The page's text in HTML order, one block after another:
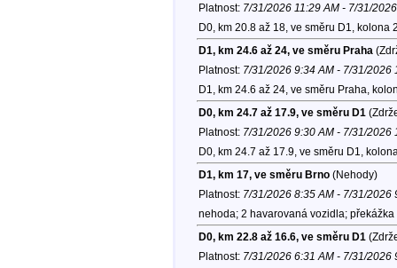
Platnost: 7/31/2026 11:29 AM - 7/31/
D0, km 20.8 až 18, ve směru D1, kolona
D1, km 24.6 až 24, ve směru Praha
Platnost: 7/31/2026 9:34 AM - 7/31/2026
D1, km 24.6 až 24, ve směru Praha,
D0, km 24.7 až 17.9, ve směru D1
Platnost: 7/31/2026 9:30 AM - 7/31/2026
D0, km 24.7 až 17.9, ve směru D1,
D1, km 17, ve směru Brno(Nehody)
Platnost: 7/31/2026 8:35 AM - 7/31/2026
nehoda; 2 havarovaná vozidla;
D0, km 22.8 až 16.6, ve směru D1
Platnost: 7/31/2026 6:31 AM - 7/31/2026